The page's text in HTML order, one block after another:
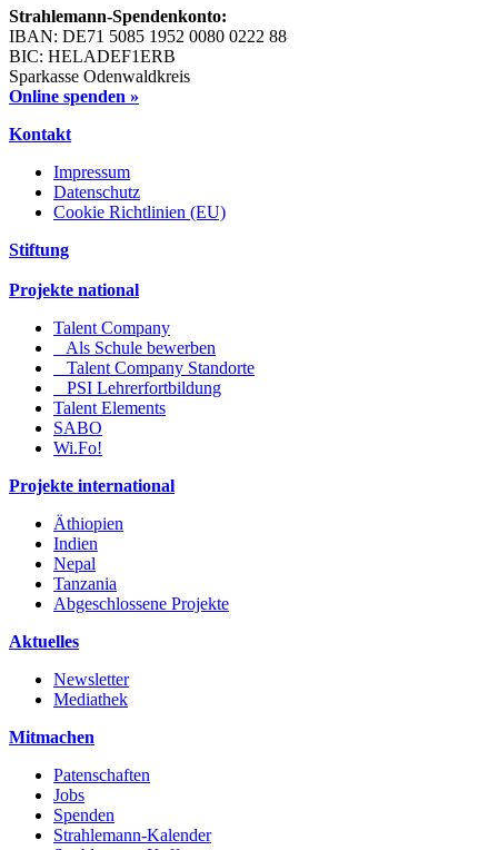
Strahlemann-Spendenkonto:
IBAN: DE71 5085 1952 0080 0222 88
BIC: HELADEF1ERB
Sparkasse Odenwaldkreis
Online spenden »
Kontakt
Impressum
Datenschutz
Cookie Richtlinien (EU)
Stiftung
Projekte national
Talent Company
Als Schule bewerben
Talent Company Standorte
PSI Lehrerfortbildung
Talent Elements
SABO
Wi.Fo!
Projekte international
Äthiopien
Indien
Nepal
Tanzania
Abgeschlossene Projekte
Aktuelles
Newsletter
Mediathek
Mitmachen
Patenschaften
Jobs
Spenden
Strahlemann-Kalender